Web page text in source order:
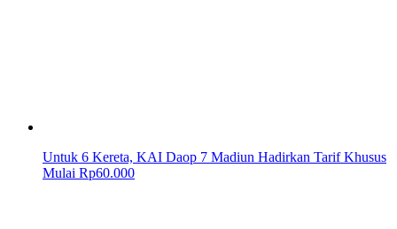
Untuk 6 Kereta, KAI Daop 7 Madiun Hadirkan Tarif Khusus
Mulai Rp60.000